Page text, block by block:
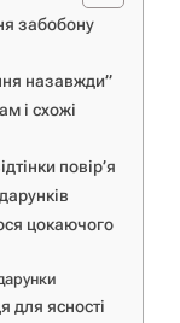
забобону
назавжди”
і схожі
повір’я
цокаючого
для ясності